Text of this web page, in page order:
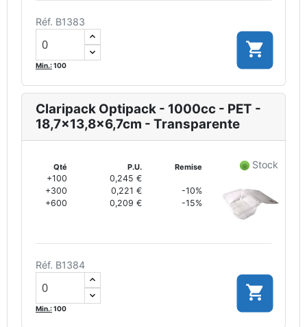
Réf. B1383
Min.:100

Claripack Optipack - 1000cc - PET -
18,7x13,8x6,7cm - Transparente
Qté P.U. Remise
+100
0,245 €
+300
0,221 €
-10%
+600
0,209 € -15%
Stock
Réf. B1384
Min.:100
